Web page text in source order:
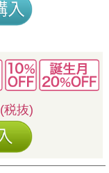
(税抜)